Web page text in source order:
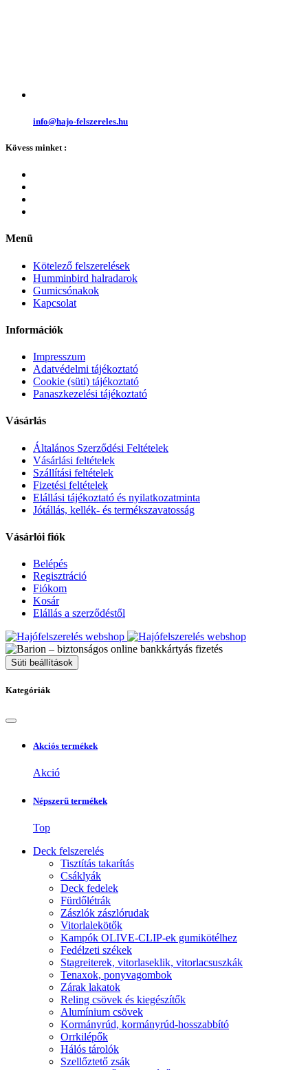
info@hajo-felszereles.hu
Kövess minket :
Menü
Kötelező felszerelések
Humminbird halradarok
Gumicsónakok
Kapcsolat
Információk
Impresszum
Adatvédelmi tájékoztató
Cookie (süti) tájékoztató
Panaszkezelési tájékoztató
Vásárlás
Általános Szerződési Feltételek
Vásárlási feltételek
Szállítási feltételek
Fizetési feltételek
Elállási tájékoztató és nyilatkozatminta
Jótállás, kellék- és termékszavatosság
Vásárlói fiók
Belépés
Regisztráció
Fiókom
Kosár
Elállás a szerződéstől
Süti beállítások
Kategóriák
Akciós termékek
Akció
Népszerű termékek
Top
Deck felszerelés
Tisztítás takarítás
Csáklyák
Deck fedelek
Fürdőlétrák
Zászlók zászlórudak
Vitorlalekötők
Kampók OLIVE-CLIP-ek gumikötélhez
Fedélzeti székek
Stagreiterek, vitorlaseklik, vitorlacsuszkák
Tenaxok, ponyvagombok
Zárak lakatok
Reling csövek és kiegészítők
Alumínium csövek
Kormányrúd, kormányrúd-hosszabbító
Orrkilépők
Hálós tárolók
Szellőztető zsák